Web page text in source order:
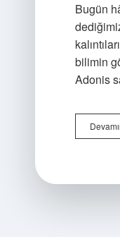
Bugün
bilimin
Adonis